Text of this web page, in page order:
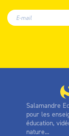
Salamandre
pour les
éducation,
nature...